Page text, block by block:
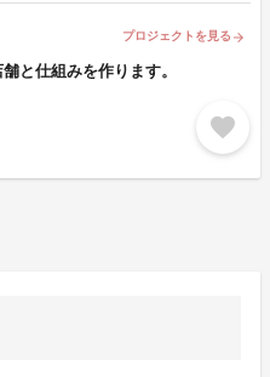
プロジェクトを見る arrow_forward
と仕組みを作ります。
favorite